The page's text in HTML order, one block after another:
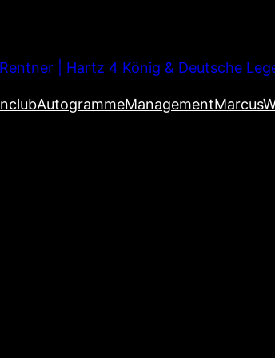
| Hartz 4 König & Deutsche
AutogrammeManagement